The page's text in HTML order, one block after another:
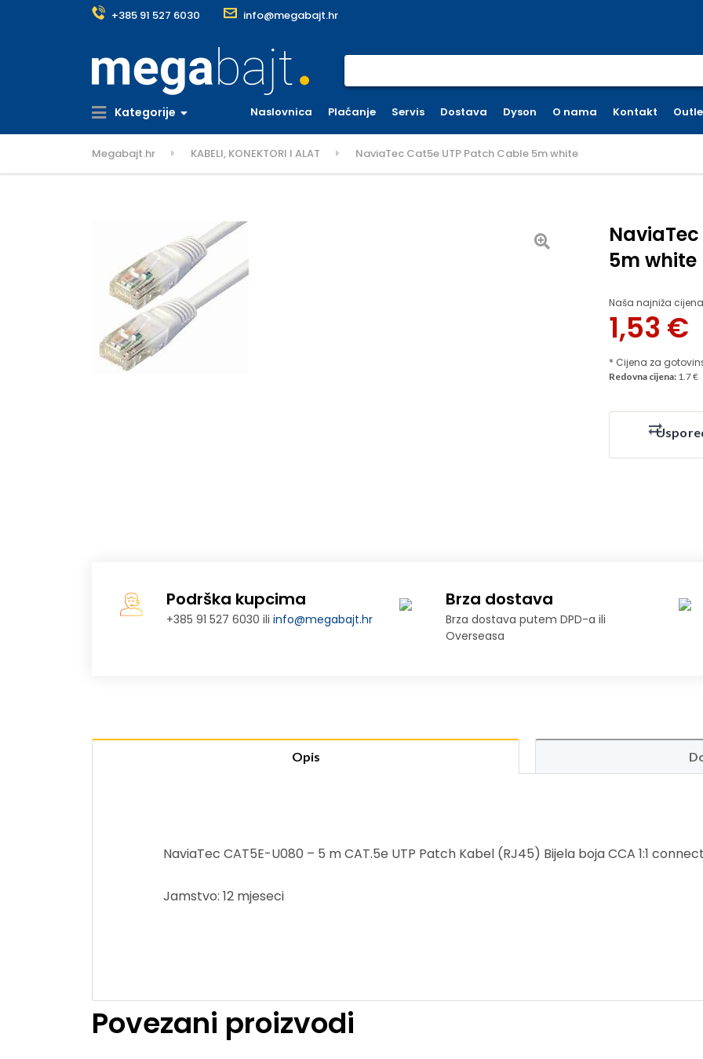
+385 91 527 6030 info@megabajt.hr
Kategorije Naslovnica Plaćanje Servis Dostava Dyson O nama Kontakt
Megabajt.hr KABELI, KONEKTORI I ALAT NaviaTec Cat5e UTP Patch Cable 5m white
5m white
Naša najniža
1,53 €
* Cijena za
Redovna cijena: 1.7 €
Podrška kupcima
+385 91 527 6030 iliinfo@megabajt.hr
Brza dostava
Brza dostava putem DPD-a ili
Overseasa
Opis
NaviaTec CAT5E-U080 – 5 m CAT.5e UTP Patch Kabel (RJ45) Bijela boja CCA 1:1
Jamstvo: 12 mjeseci
Povezani proizvodi